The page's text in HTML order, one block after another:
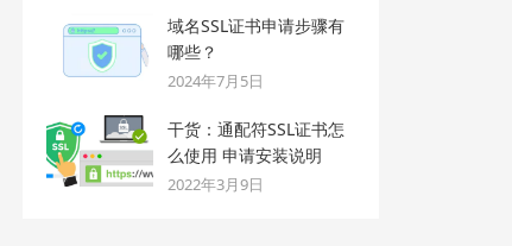
域名SSL证书申请步骤有
哪些？
2024年7月5日
干货：通配符SSL证书怎
么使用 申请安装说明
2022年3月9日